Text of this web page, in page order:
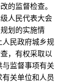
的监督检查。
人民代表大会
划的实施情
民政府城乡规
，有权采取以
监督事项有关
关单位和人员